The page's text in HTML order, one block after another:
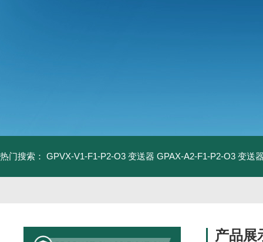
热门搜索： GPVX-V1-F1-P2-O3 变送器 GPAX-A2-F1-P2-O3 变送
产品展